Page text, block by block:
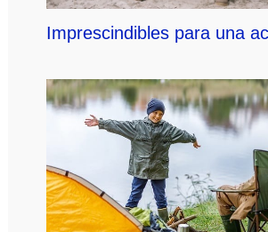
Imprescindibles para una